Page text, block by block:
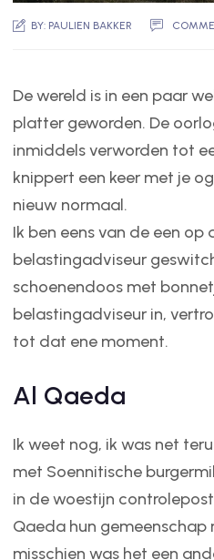
BY: PAULIEN BAKKER
De wereld is in een paar
platter geworden. De
inmiddels verworden tot
knippert een keer met je
nieuw normaal.
Ik ben eens van de een op
belastingadviseur
schoenendoos met
belastingadviseur in,
tot dat ene moment.
Al Qaeda
Ik weet nog, ik was net
met Soennitische
in de woestijn
Qaeda hun gemeenschap
misschien was het een